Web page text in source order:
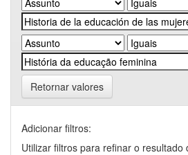
Retornar valores
Adicionar filtros:
Utilizar filtros para refinar o resultado